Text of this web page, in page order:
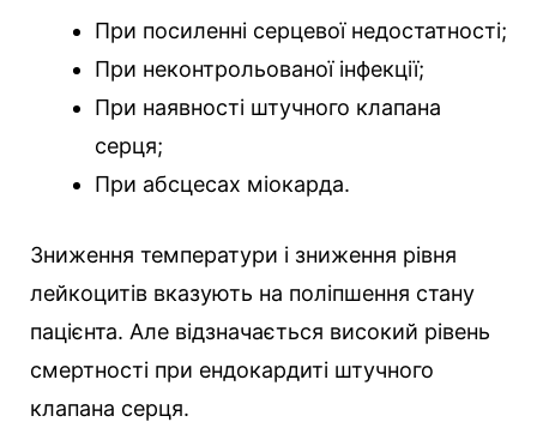
При посиленні серцевої недостатності;
При неконтрольованої інфекції;
При наявності штучного клапана
серця;
При абсцесах міокарда.
Зниження температури і зниження рівня
лейкоцитів вказують на поліпшення стану
пацієнта. Але відзначається високий рівень
смертності при ендокардиті штучного
клапана серця.